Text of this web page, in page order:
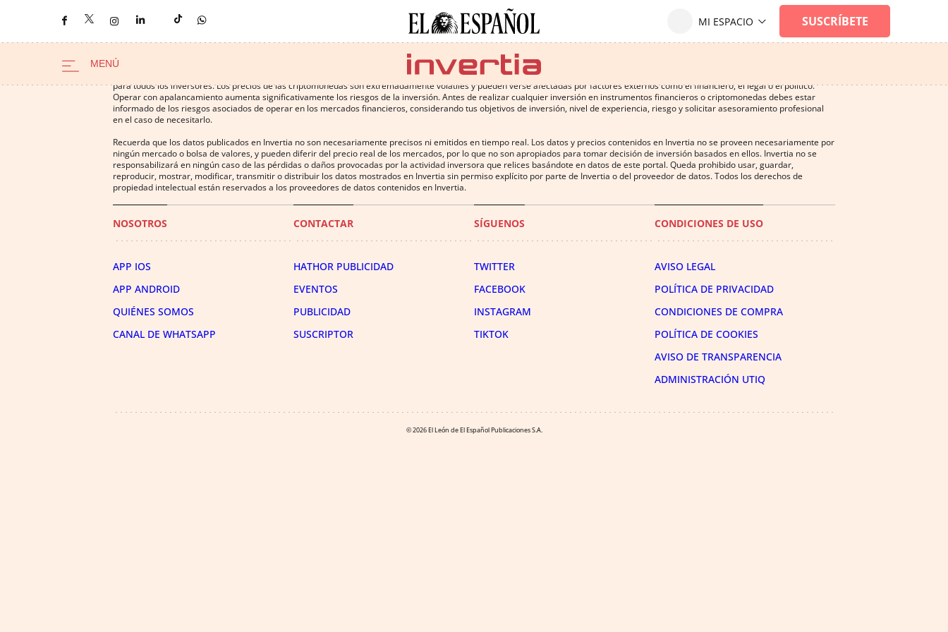
Operar con instrumentos financieros o criptomonedas conlleva altos riesgos, incluyendo la pérdida de parte o la totalidad de la inversión, y puede ser una actividad no recomendada
para todos los inversores. Los precios de las criptomonedas son extremadamente volátiles y pueden verse afectadas por factores externos como el financiero, el legal o el político.
Operar con apalancamiento aumenta significativamente los riesgos de la inversión. Antes de realizar cualquier inversión en instrumentos financieros o criptomonedas debes estar
informado de los riesgos asociados de operar en los mercados financieros, considerando tus objetivos de inversión, nivel de experiencia, riesgo y solicitar asesoramiento profesional
en el caso de necesitarlo.
Recuerda que los datos publicados en Invertia no son necesariamente precisos ni emitidos en tiempo real. Los datos y precios contenidos en Invertia no se proveen necesariamente por
ningún mercado o bolsa de valores, y pueden diferir del precio real de los mercados, por lo que no son apropiados para tomar decisión de inversión basados en ellos. Invertia no se
responsabilizará en ningún caso de las pérdidas o daños provocadas por la actividad inversora que relices basándote en datos de este portal. Queda prohibido usar, guardar,
reproducir, mostrar, modificar, transmitir o distribuir los datos mostrados en Invertia sin permiso explícito por parte de Invertia o del proveedor de datos. Todos los derechos de
propiedad intelectual están reservados a los proveedores de datos contenidos en Invertia.
NOSOTROS
APP IOS
APP ANDROID
QUIÉNES SOMOS
CANAL DE WHATSAPP
CONTACTAR
HATHOR PUBLICIDAD
EVENTOS
PUBLICIDAD
SUSCRIPTOR
SÍGUENOS
TWITTER
FACEBOOK
INSTAGRAM
TIKTOK
CONDICIONES DE USO
AVISO LEGAL
POLÍTICA DE PRIVACIDAD
CONDICIONES DE COMPRA
POLÍTICA DE COOKIES
AVISO DE TRANSPARENCIA
ADMINISTRACIÓN UTIQ
© 2026 El León de El Español Publicaciones S.A.